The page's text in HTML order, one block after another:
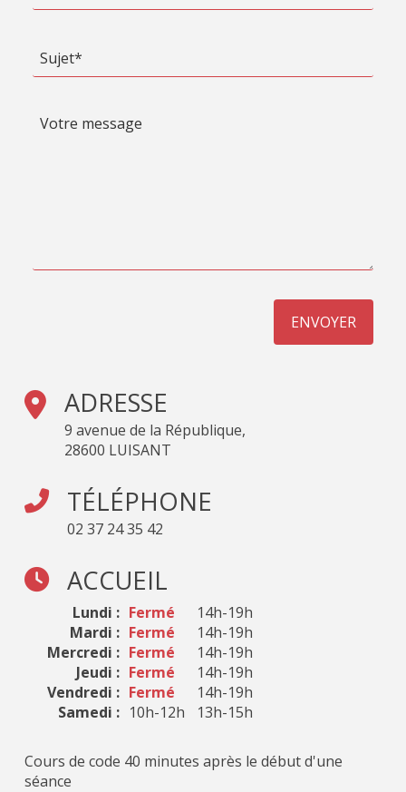
ADRESSE
9 avenue de la République,
28600 LUISANT
TÉLÉPHONE
02 37 24 35 42
ACCUEIL
Lundi :
Mardi :
Mercredi :
Jeudi :
Vendredi :
Samedi :
Fermé
Fermé
Fermé
Fermé
Fermé
10h-12h
14h-19h
14h-19h
14h-19h
14h-19h
14h-19h
13h-15h
Cours de code 40 minutes après le début d'une
séance